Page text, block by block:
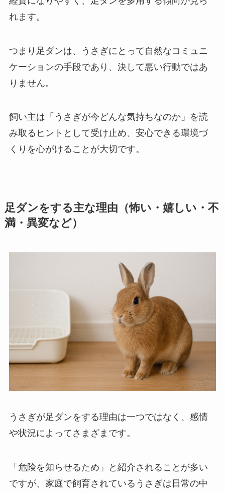
れます。
つまり足ダンは、うさぎにとって自然なコミュニ
ケーションの手段であり、決して悪い行動ではあ
りません。
飼い主は「うさぎが今どんな気持ちなのか」を読
み取るヒントとして受け止め、安心できる環境づ
くりを心がけることが大切です。
足ダンをする主な理由（怖い・嬉しい・不
満・異変など）
うさぎが足ダンをする理由は一つではなく、感情
や状況によってさまざまです。
「危険を知らせるため」と紹介されることが多い
ですが、家庭で飼育されているうさぎは日常の中